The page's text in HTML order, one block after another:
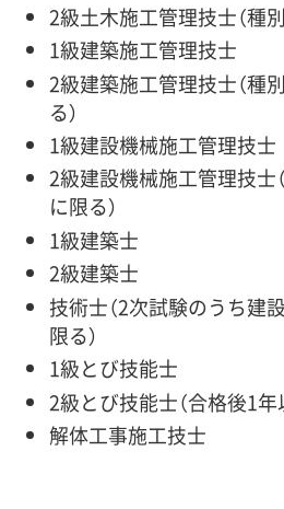
2級土木施工管理技士（種別
1級建築施工管理技士
2級建築施工管理技士（種別
る）
1級建設機械施工管理技士
2級建設機械施工管理技士（
に限る）
1級建築士
2級建築士
技術士（2次試験のうち建
限る）
1級とび技能士
2級とび技能士（合格後1年
解体工事施工技士